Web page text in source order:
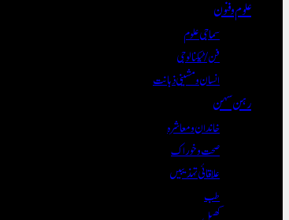
علوم و فنون
سماجی علوم
فن/ٹیکنالوجی
انسان و مشینی ذہانت
رہن سہن
خاندان و معاشرہ
صحت و خوراک
علاقائی تہذیبیں
طب